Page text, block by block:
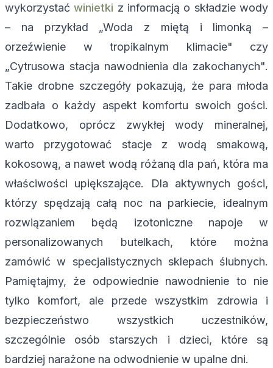
wykorzystaćwinietki z informacją o składzie wody
– na przykład „Woda z miętą i limonką –
orzeźwienie w tropikalnym klimacie" czy
„Cytrusowa stacja nawodnienia dla zakochanych".
Takie drobne szczegóły pokazują, że para młoda
zadbała o każdy aspekt komfortu swoich gości.
Dodatkowo, oprócz zwykłej wody mineralnej,
warto przygotować stacje z wodą smakową,
kokosową, a nawet wodą różaną dla pań, która ma
właściwości upiększające. Dla aktywnych gości,
którzy spędzają całą noc na parkiecie, idealnym
rozwiązaniem będą izotoniczne napoje w
personalizowanych butelkach, które można
zamówić w specjalistycznych sklepach ślubnych.
Pamiętajmy, że odpowiednie nawodnienie to nie
tylko komfort, ale przede wszystkim zdrowia i
bezpieczeństwo wszystkich uczestników,
szczególnie osób starszych i dzieci, które są
bardziej narażone na odwodnienie w upalne dni.